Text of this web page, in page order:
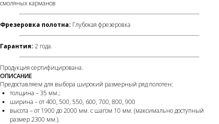
смоляных карманов
Фрезеровка полотна: Глубокая фрезеровка
Гарантия: 2 года.
Продукция сертифицирована.
ОПИСАНИЕ
Предоставляем для выбора широкий размерный ряд полотен:
толщина – 35 мм.;
ширина – от 400, 500, 550, 600, 700, 800, 900
высота – от 1900 до 2000 мм. с шагом 10 мм. (максимально доступный
размер 2300 мм.).